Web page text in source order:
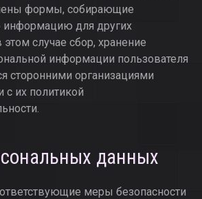
формы, собирающие
информацию для других
этом случае сбор, хранение
информации пользователя
сторонними организациями
с их политикой
данных
меры безопасности